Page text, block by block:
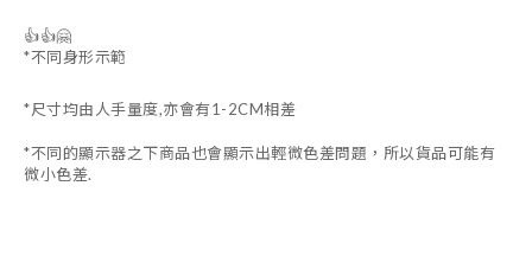
👍👍🤗
*不同身形示範
*尺寸均由人手量度,亦會有1-2CM相差
*不同的顯示器之下商品也會顯示出輕微色差問題，所以貨品可能有
微小色差.